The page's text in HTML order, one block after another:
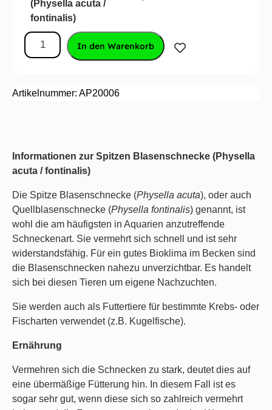
(Physella acuta /
fontinalis)
In den Warenkorb
Artikelnummer: AP20006
Informationen zur Spitzen Blasenschnecke (Physella
acuta / fontinalis)
Die Spitze Blasenschnecke (Physella acuta), oder auch
Quellblasenschnecke (Physella fontinalis) genannt, ist
wohl die am häufigsten in Aquarien anzutreffende
Schneckenart. Sie vermehrt sich schnell und ist sehr
widerstandsfähig. Für ein gutes Bioklima im Becken sind
die Blasenschnecken nahezu unverzichtbar. Es handelt
sich bei diesen Tieren um eigene Nachzuchten.
Sie werden auch als Futtertiere für bestimmte Krebs- oder
Fischarten verwendet (z.B. Kugelfische).
Ernährung
Vermehren sich die Schnecken zu stark, deutet dies auf
eine übermäßige Fütterung hin. In diesem Fall ist es
sogar sehr gut, wenn diese sich so zahlreich vermehrt